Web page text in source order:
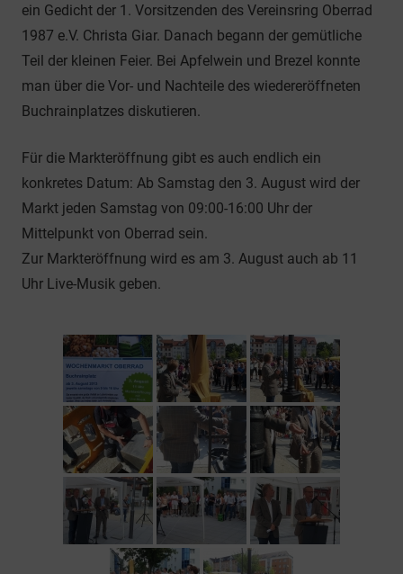
ein Gedicht der 1. Vorsitzenden des Vereinsring Oberrad
1987 e.V. Christa Giar. Danach begann der gemütliche
Teil der kleinen Feier. Bei Apfelwein und Brezel konnte
man über die Vor- und Nachteile des wiedereröffneten
Buchrainplatzes diskutieren.
Für die Markteröffnung gibt es auch endlich ein
konkretes Datum: Ab Samstag den 3. August wird der
Markt jeden Samstag von 09:00-16:00 Uhr der
Mittelpunkt von Oberrad sein.
Zur Markteröffnung wird es am 3. August auch ab 11
Uhr Live-Musik geben.